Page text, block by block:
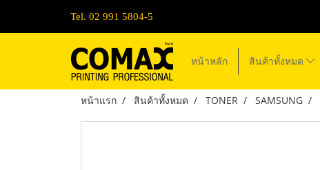
Tel. 02 991 5804-5
หน้าหลัก สินค้าทั้งหมด
หน้าแรก สินค้าทั้งหมด TONER SAMSUNG